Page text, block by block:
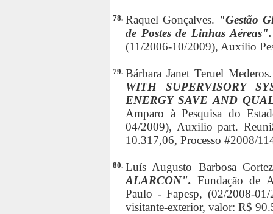
78. Raquel Gonçalves. "Gestão
de Postes de Linhas
(11/2006-10/2009), Auxílio
79. Bárbara Janet Teruel
WITH SUPERVISORY
ENERGY SAVE AND
Amparo à Pesquisa do
04/2009), Auxilio part.
10.317,06, Processo #2008/
80. Luís Augusto Barbosa
ALARCON".Fundação de
Paulo - Fapesp, (02/2008-
visitante-exterior, valor: R$